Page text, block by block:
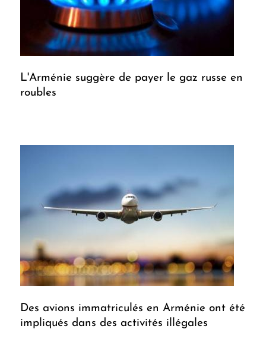
L'Arménie suggère de payer le gaz russe en
roubles
Des avions immatriculés en Arménie ont été
impliqués dans des activités illégales